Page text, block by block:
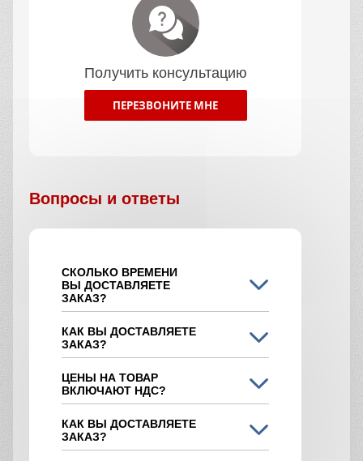
Получить консультацию
ПЕРЕЗВОНИТЕ МНЕ
Вопросы и ответы
СКОЛЬКО ВРЕМЕНИ
ВЫ ДОСТАВЛЯЕТЕ
ЗАКАЗ?
КАК ВЫ ДОСТАВЛЯЕТЕ
ЗАКАЗ?
ЦЕНЫ НА ТОВАР
ВКЛЮЧАЮТ НДС?
КАК ВЫ ДОСТАВЛЯЕТЕ
ЗАКАЗ?